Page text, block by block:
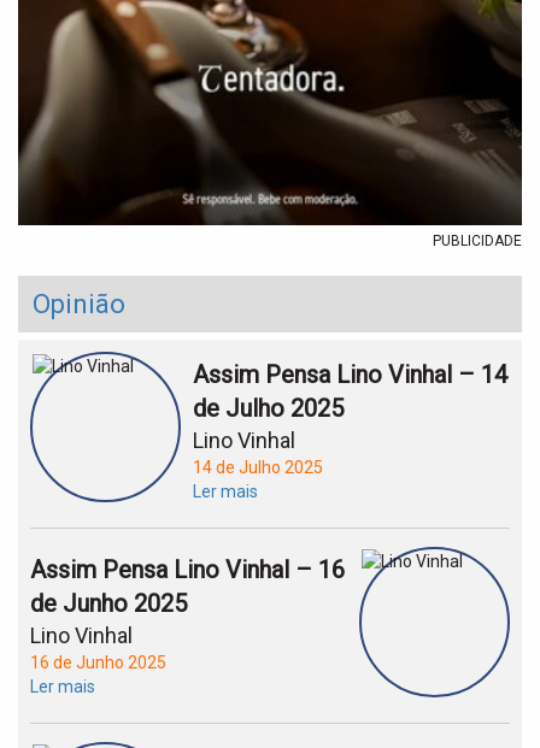
PUBLICIDADE
Opinião
Assim Pensa Lino Vinhal – 14
de Julho 2025
Lino Vinhal
14 de Julho 2025
Ler mais
Assim Pensa Lino Vinhal – 16
de Junho 2025
Lino Vinhal
16 de Junho 2025
Ler mais